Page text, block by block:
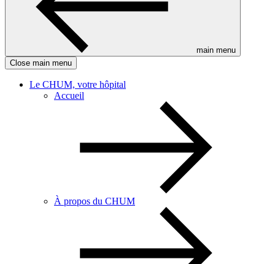
main menu
Close main menu
Le CHUM, votre hôpital
Accueil
À propos du CHUM